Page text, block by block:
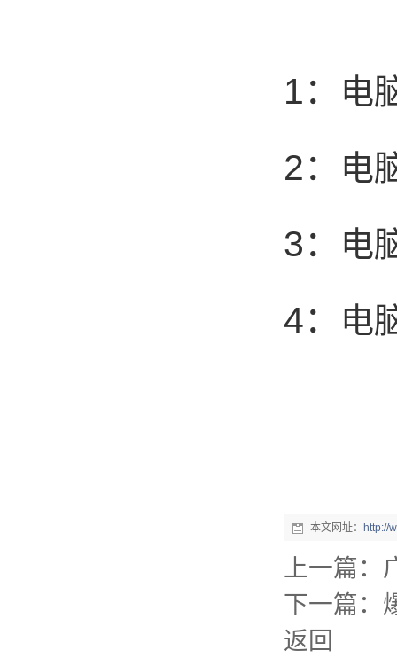
1： 电
2： 电
3： 电
4： 电
本文网址： http://
上一篇：
下一篇：
返回